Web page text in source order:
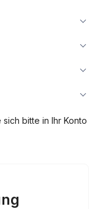
***
***
***
***
***
bitte in Ihr Konto